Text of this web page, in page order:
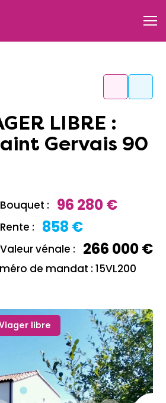
Gervais 90
Bouquet : 96 280 €
Rente : 858 €
Valeur vénale : 266 000 €
de mandat : 15VL200
libre